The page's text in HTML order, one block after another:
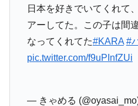
日本を好きでいてくれて
アーしてた。この子は間
なってくれてた#KARA #
pic.twitter.com/f9uPInfZUi
— きゃめる